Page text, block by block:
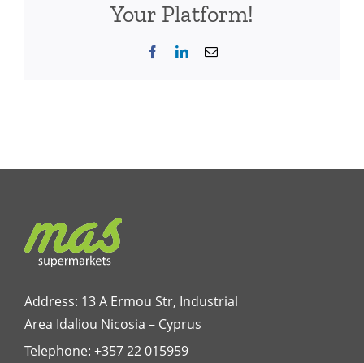
Your Platform!
FacebookLinkedInEmail
Address: 13 A Ermou Str, Industrial
Area Idaliou Nicosia – Cyprus
Telephone: +357 22 015959